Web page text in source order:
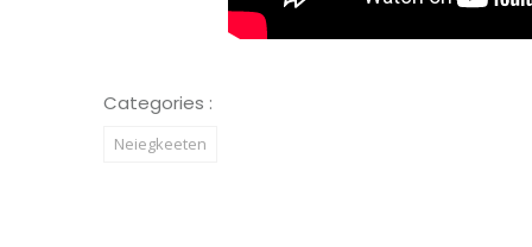
Categories :
Neiegkeeten